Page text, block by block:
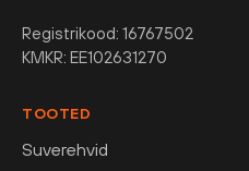
Registrikood: 16767502
KMKR: EE102631270
TOOTED
Suverehvid